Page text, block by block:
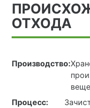
ОТХОДА
Производство:
Процесс: